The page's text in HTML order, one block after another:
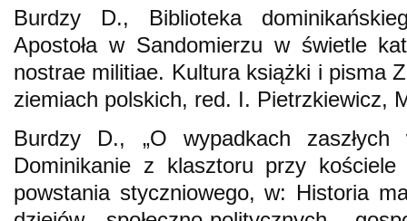
Burdzy D., Biblioteka
Apostoła w Sandomierzu w świetle
nostrae militiae. Kultura książki i pisma
ziemiach polskich, red. I. Pietrzkiewicz,
Burdzy D., „O wypadkach zaszłych
Dominikanie z klasztoru przy
powstania styczniowego, w: Historia